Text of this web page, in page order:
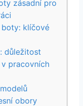
zásadní pro
klíčové
důležitost
pracovních
obory